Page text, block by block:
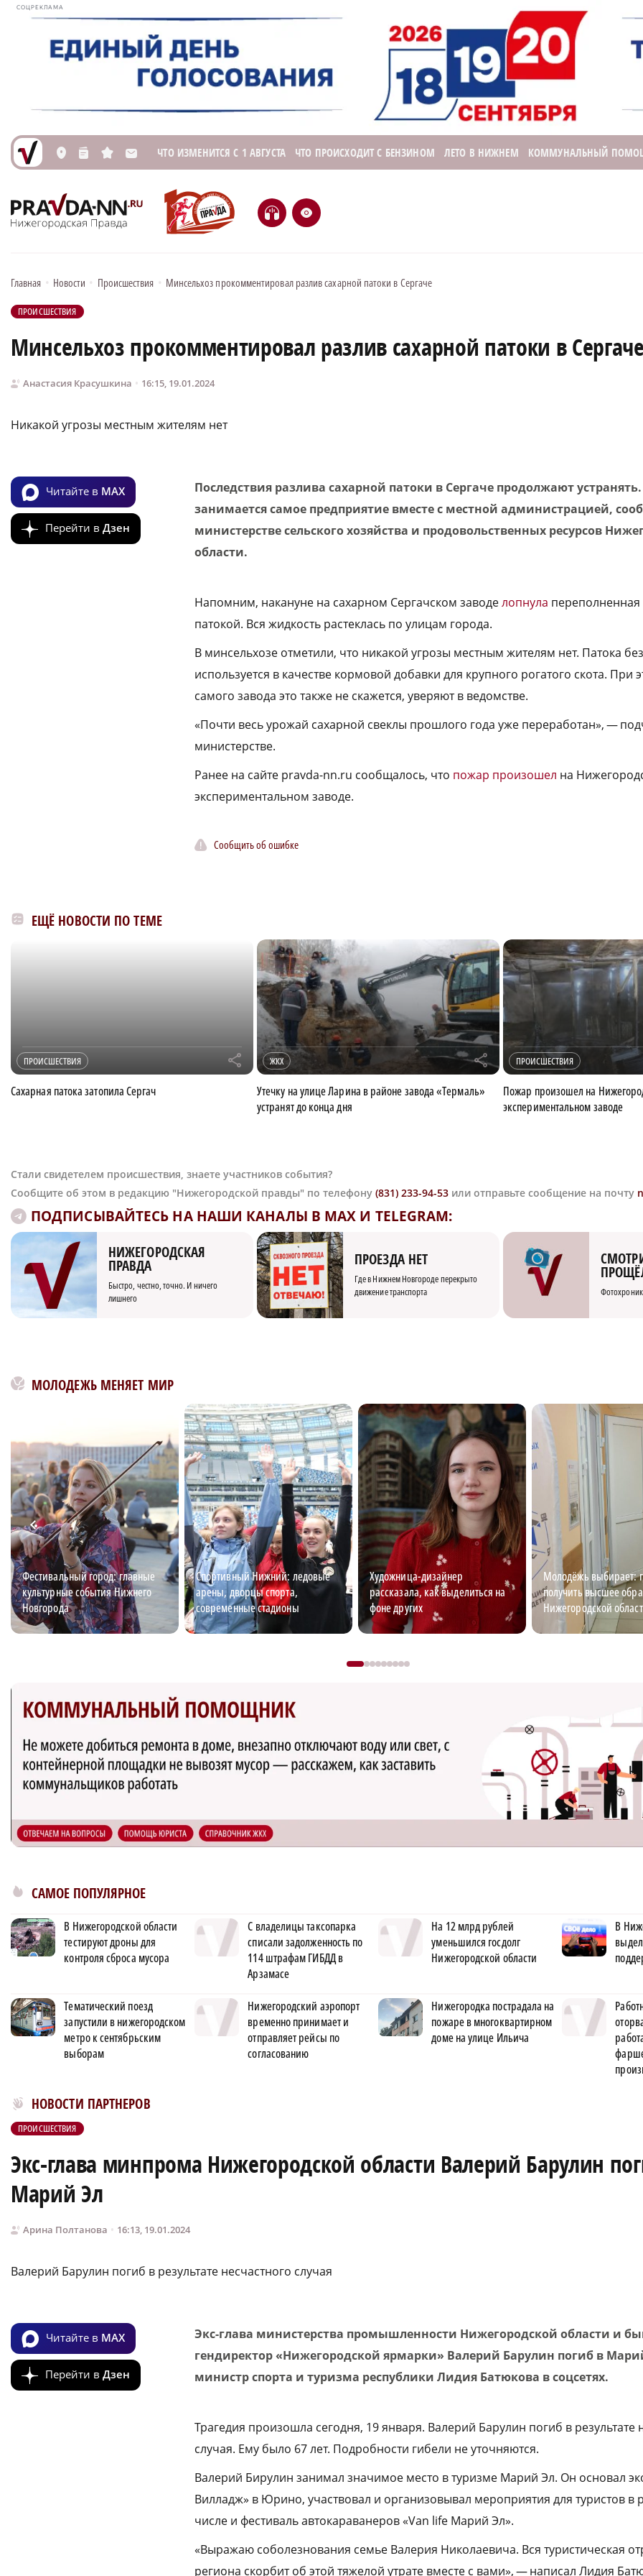
СОЦРЕКЛАМА
L n s M ЧТО ИЗМЕНИТСЯ С 1 АВГУСТА ЧТО ПРОИСХОДИТ С БЕНЗИНОМ ЛЕТО В НИЖНЕМ КОММУНАЛЬНЫЙ
H e
Главная • Новости • Происшествия • Минсельхоз прокомментировал разлив сахарной патоки в Сергаче
ПРОИСШЕСТВИЯ
Минсельхоз прокомментировал разлив сахарной патоки в Сергаче
Анастасия Красушкина 16:15, 19.01.2024
Никакой угрозы местным жителям нет
Читайте в MAX
Перейти в Дзен
Последствия разлива сахарной патоки в Сергаче продолжают
занимается самое предприятие вместе с местной администрацией,
министерстве сельского хозяйства и продовольственных ресурсов
области.
Напомним, накануне на сахарном Сергачском заводелопнула переполненная
патокой. Вся жидкость растеклась по улицам города.
В минсельхозе отметили, что никакой угрозы местным жителям нет. Патока
используется в качестве кормовой добавки для крупного рогатого скота. При
самого завода это также не скажется, уверяют в ведомстве.
«Почти весь урожай сахарной свеклы прошлого года уже переработан», —
министерстве.
Ранее на сайте pravda-nn.ru сообщалось, что пожар произошел на
экспериментальном заводе.
Сообщить об ошибке
ЕЩЁ НОВОСТИ ПО ТЕМЕ
ПРОИСШЕСТВИЯ r
Сахарная патока затопила Сергач
ЖКХ r
Утечку на улице Ларина в районе завода «Термаль»
устранят до конца дня
ПРОИСШЕСТВИЯ
Пожар произошел на
экспериментальном заводе
Стали свидетелем происшествия, знаете участников события?
Сообщите об этом в редакцию "Нижегородской правды" по телефону (831) 233-94-53 или отправьте сообщение на почту
ПОДПИСЫВАЙТЕСЬ НА НАШИ КАНАЛЫ В MAX И TELEGRAM:
НИЖЕГОРОДСКАЯ
ПРАВДА
Быстро, честно, точно. И ничего
лишнего
ПРОЕЗДА НЕТ
Где в Нижнем Новгороде перекрыто
движение транспорта
МОЛОДЕЖЬ МЕНЯЕТ МИР
Фестивальный город: главные
культурные события Нижнего
Новгорода
Спортивный Нижний: ледовые
арены, дворцы спорта,
современные стадионы
Художница-дизайнер
рассказала, как выделиться на
фоне других
Молодёжь выбирает:
получить высшее
Нижегородской
САМОЕ ПОПУЛЯРНОЕ
В Нижегородской области
тестируют дроны для
контроля сброса мусора
С владелицы таксопарка
списали задолженность по
114 штрафам ГИБДД в
Арзамасе
На 12 млрд рублей
уменьшился госдолг
Нижегородской области
В
Тематический поезд
запустили в нижегородском
метро к сентябрьским
выборам
Нижегородский аэропорт
временно принимает и
отправляет рейсы по
согласованию
Нижегородка пострадала на
пожаре в многоквартирном
доме на улице Ильича
НОВОСТИ ПАРТНЕРОВ
Новости МирТесен
ПРОИСШЕСТВИЯ
Экс-глава минпрома Нижегородской области Валерий Барулин
Марий Эл
Арина Полтанова 16:13, 19.01.2024
Валерий Барулин погиб в результате несчастного случая
Читайте в MAX
Перейти в Дзен
Экс-глава министерства промышленности Нижегородской области и
гендиректор «Нижегородской ярмарки» Валерий Барулин погиб в
министр спорта и туризма республики Лидия Батюкова в соцсетях.
Трагедия произошла сегодня, 19 января. Валерий Барулин погиб в результате
случая. Ему было 67 лет. Подробности гибели не уточняются.
Валерий Бирулин занимал значимое место в туризме Марий Эл. Он основал
Вилладж» в Юрино, участвовал и организовывал мероприятия для туристов в
числе и фестиваль автокараванеров «Van life Марий Эл».
«Выражаю соболезнования семье Валерия Николаевича. Вся туристическая
региона скорбит об этой тяжелой утрате вместе с вами», — написал Лидия